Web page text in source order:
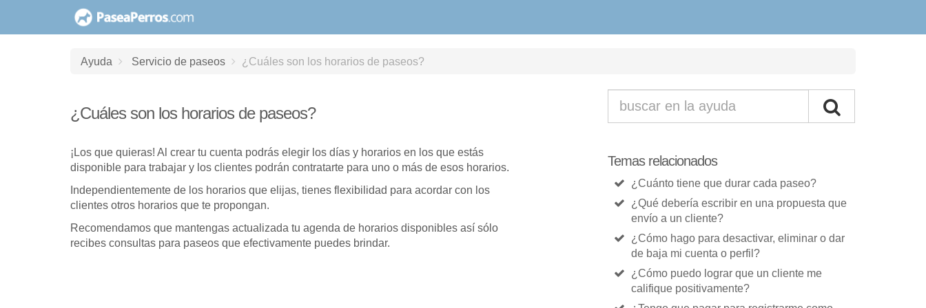
contenido
Ayuda Servicio de paseos ¿Cuáles son los horarios de paseos?
¿Cuáles son los horarios de paseos?
¡Los que quieras! Al crear tu cuenta podrás elegir los días y horarios en los que estás
disponible para trabajar y los clientes podrán contratarte para uno o más de esos horarios.
Independientemente de los horarios que elijas, tienes flexibilidad para acordar con los
clientes otros horarios que te propongan.
Recomendamos que mantengas actualizada tu agenda de horarios disponibles así sólo
recibes consultas para paseos que efectivamente puedes brindar.
Temas relacionados
¿Cuánto tiene que durar cada paseo?
¿Qué debería escribir en una propuesta que
envío a un cliente?
¿Cómo hago para desactivar, eliminar o dar
de baja mi cuenta o perfil?
¿Cómo puedo lograr que un cliente me
califique positivamente?